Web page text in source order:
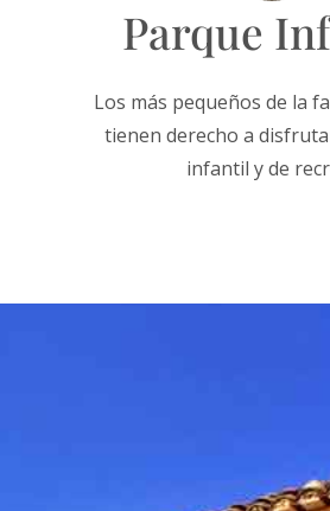
Parque
Los más pequeños de la
tienen derecho a
infantil y de